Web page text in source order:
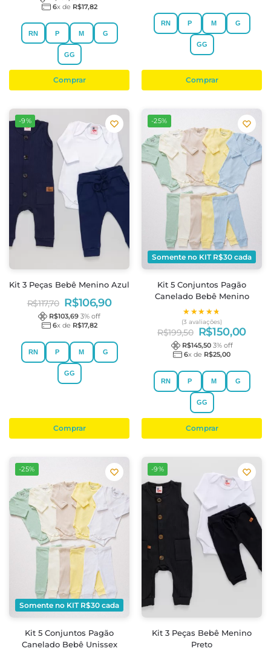
6x de R$17,82
RN P M G
GG
Comprar
RN P M G
GG
Comprar
-9%
Kit 3 Peças Bebê Menino Azul
R$117,70 R$106,90
R$103,69 3% off
6x de R$17,82
RN P M G
GG
Comprar
-25%
Somente no KIT R$30 cada
Kit 5 Conjuntos Pagão
Canelado Bebê Menino
R$199,50 R$150,00
★★★★★
★★★★★
(3 avaliações)
R$145,50 3% off
6x de R$25,00
RN P M G
GG
Comprar
-25%
Somente no KIT R$30 cada
Kit 5 Conjuntos Pagão
Canelado Bebê Unissex
-9%
Kit 3 Peças Bebê Menino
Preto